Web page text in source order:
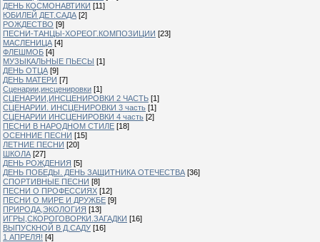
ДЕНЬ КОСМОНАВТИКИ [11]
ЮБИЛЕЙ ДЕТ.САДА [2]
РОЖДЕСТВО [9]
ПЕСНИ-ТАНЦЫ-ХОРЕОГ.КОМПОЗИЦИИ [23]
МАСЛЕНИЦА [4]
ФЛЕШМОБ [4]
МУЗЫКАЛЬНЫЕ ПЬЕСЫ [1]
ДЕНЬ ОТЦА [9]
ДЕНЬ МАТЕРИ [7]
Сценарии,инсценировки [1]
СЦЕНАРИИ,ИНСЦЕНИРОВКИ 2 ЧАСТЬ [1]
СЦЕНАРИИ. ИНСЦЕНИРОВКИ 3 часть [1]
СЦЕНАРИИ ИНСЦЕНИРОВКИ 4 часть [2]
ПЕСНИ В НАРОДНОМ СТИЛЕ [18]
ОСЕННИЕ ПЕСНИ [15]
ЛЕТНИЕ ПЕСНИ [20]
ШКОЛА [27]
ДЕНЬ РОЖДЕНИЯ [5]
ДЕНЬ ПОБЕДЫ. ДЕНЬ ЗАЩИТНИКА ОТЕЧЕСТВА [36]
СПОРТИВНЫЕ ПЕСНИ [8]
ПЕСНИ О ПРОФЕССИЯХ [12]
ПЕСНИ О МИРЕ И ДРУЖБЕ [9]
ПРИРОДА,ЭКОЛОГИЯ [13]
ИГРЫ,СКОРОГОВОРКИ.ЗАГАДКИ [16]
ВЫПУСКНОЙ В Д.САДУ [16]
1 АПРЕЛЯ! [4]